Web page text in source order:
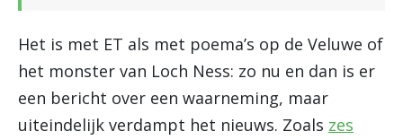
Het is met ET als met poema’s op de Veluwe of
het monster van Loch Ness: zo nu en dan is er
een bericht over een waarneming, maar
uiteindelijk verdampt het nieuws. Zoals zes